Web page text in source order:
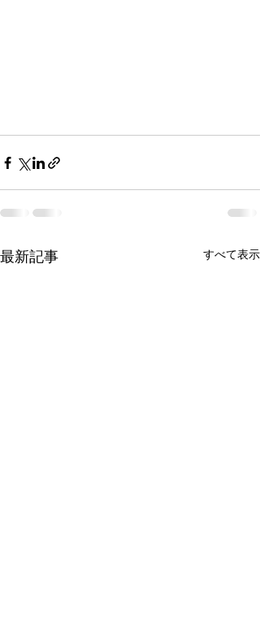
最新記事 すべて表示